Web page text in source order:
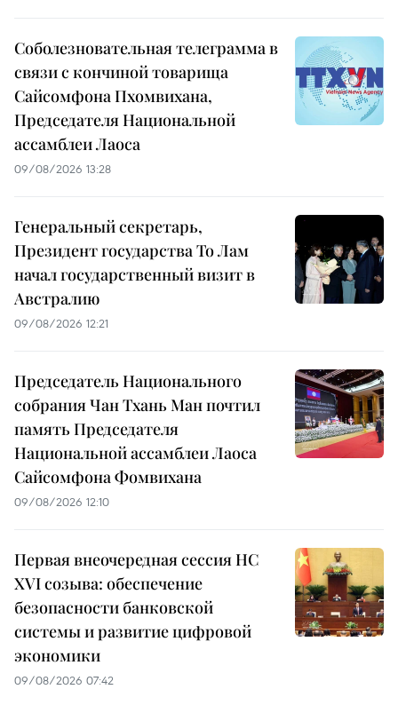
Соболезновательная телеграмма в
связи с кончиной товарища
Сайсомфона Пхомвихана,
Председателя Национальной
ассамблеи Лаоса
09/08/2026 13:28
Генеральный секретарь,
Президент государства То Лам
начал государственный визит в
Австралию
09/08/2026 12:21
Председатель Национального
собрания Чан Тхань Ман почтил
память Председателя
Национальной ассамблеи Лаоса
Сайсомфона Фомвихана
09/08/2026 12:10
Первая внеочередная сессия НС
XVI созыва: обеспечение
безопасности банковской
системы и развитие цифровой
экономики
09/08/2026 07:42